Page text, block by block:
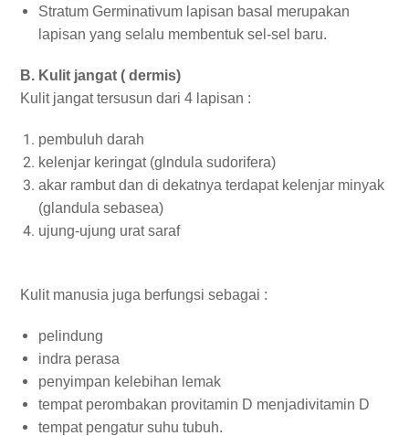
Stratum Germinativum lapisan basal merupakan
lapisan yang selalu membentuk sel-sel baru.
B. Kulit jangat ( dermis)
Kulit jangat tersusun dari 4 lapisan :
pembuluh darah
kelenjar keringat (glndula sudorifera)
akar rambut dan di dekatnya terdapat kelenjar minyak
(glandula sebasea)
ujung-ujung urat saraf
Kulit manusia juga berfungsi sebagai :
pelindung
indra perasa
penyimpan kelebihan lemak
tempat perombakan provitamin D menjadivitamin D
tempat pengatur suhu tubuh.